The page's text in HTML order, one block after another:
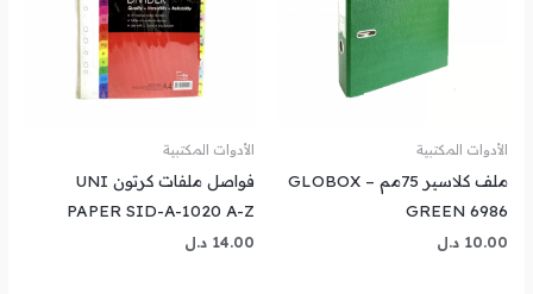
الأدوات المكتبية
ملف كلاسير 75مم GLOBOX –
GREEN 6986
10.00 د.ل
الأدوات المكتبية
فواصل ملفات كرتون UNI
PAPER SID-A-1020 A-Z
14.00 د.ل